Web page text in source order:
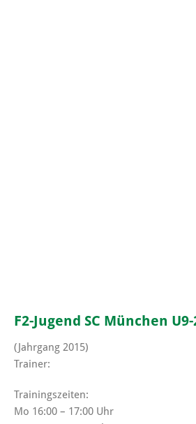
F2-Jugend SC München
(Jahrgang 2015)
Trainer:
Trainingszeiten:
Mo 16:00 – 17:00 Uhr